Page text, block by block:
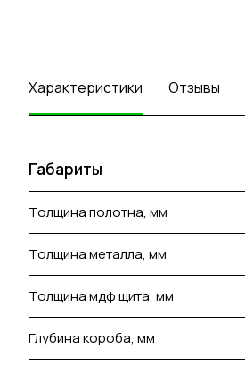
Характеристики Отзывы
Габариты
Толщина полотна, мм
Толщина металла, мм
Толщина мдф щита, мм
Глубина короба, мм